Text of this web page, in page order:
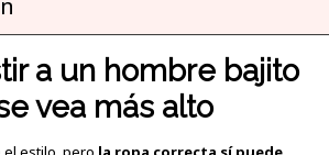
a un hombre bajito
vea más alto